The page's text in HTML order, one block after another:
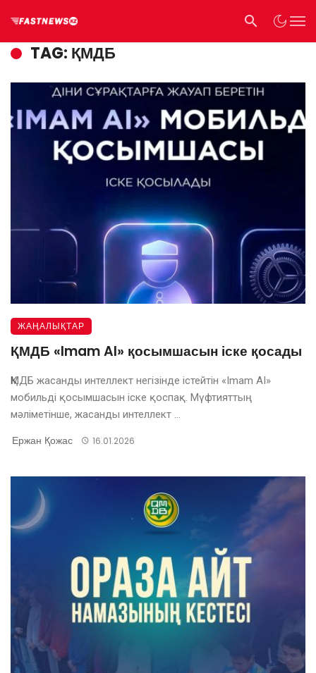
TAG: ҚМДБ
ЖАҢАЛЫҚТАР
ҚМДБ «Imam AI» қосымшасын іске қосады
ҚМДБ жасанды интеллект негізінде істейтін «Imam AI»
мобильді қосымшасын іске қоспақ. Мүфтияттың
мәліметінше, жасанды интеллект ...
Ержан Қожас 16.01.2026